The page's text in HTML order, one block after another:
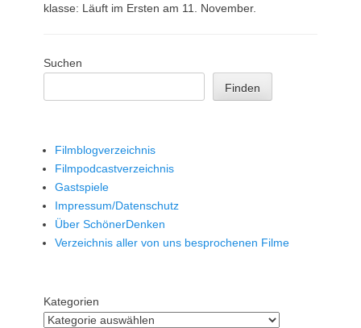
klasse: Läuft im Ersten am 11. November.
Suchen
Finden
Filmblogverzeichnis
Filmpodcastverzeichnis
Gastspiele
Impressum/Datenschutz
Über SchönerDenken
Verzeichnis aller von uns besprochenen Filme
Kategorien